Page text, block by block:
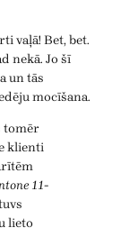
vaļā! Bet, bet.
nekā. Jo šī
un tās
mocīšana.
tomēr
klienti
11-
lieto